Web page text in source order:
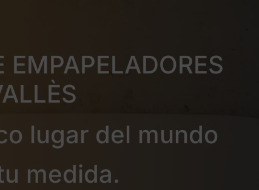
EMPAPELADORES
lugar del mundo
medida.